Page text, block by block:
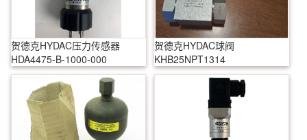
贺德克HYDAC压力传感器
HDA4475-B-1000-000
贺德克HYDAC球阀
KHB25NPT1314